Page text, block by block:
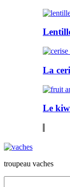
La
Le
troupeau vaches